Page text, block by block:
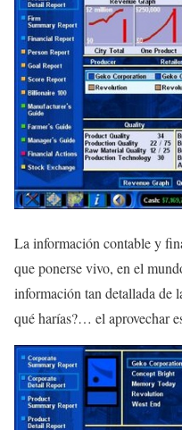
La información contable y
que ponerse vivo, en el
información tan detallada de
qué harías?… el aprovechar